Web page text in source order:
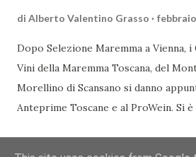
di Alberto Valentino Grasso
Dopo Selezione Maremma a Vienna,
Vini della Maremma Toscana, del
Morellino di Scansano si danno
Anteprime Toscane e al ProWein. Si è
CONDIVIDI POSTA UN